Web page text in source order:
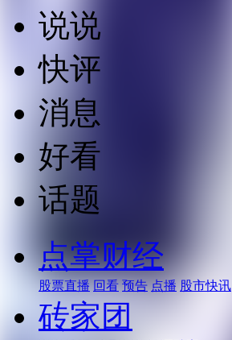
说说
快评
消息
好看
话题
点掌财经
股票直播 回看 预告 点播 股市快讯
砖家团